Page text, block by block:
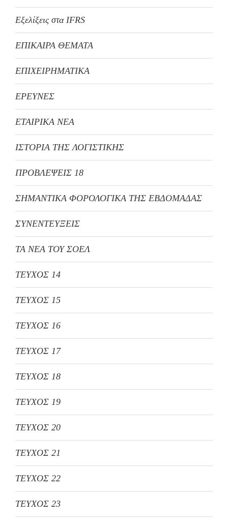
Εξελίξεις στα IFRS
ΕΠΙΚΑΙΡΑ ΘΕΜΑΤΑ
ΕΠΙΧΕΙΡΗΜΑΤΙΚΑ
ΕΡΕΥΝΕΣ
ΕΤΑΙΡΙΚΑ ΝΕΑ
ΙΣΤΟΡΙΑ ΤΗΣ ΛΟΓΙΣΤΙΚΗΣ
ΠΡΟΒΛΕΨΕΙΣ 18
ΣΗΜΑΝΤΙΚΑ ΦΟΡΟΛΟΓΙΚΑ ΤΗΣ ΕΒΔΟΜΑΔΑΣ
ΣΥΝΕΝΤΕΥΞΕΙΣ
ΤΑ ΝΕΑ ΤΟΥ ΣΟΕΛ
ΤΕΥΧΟΣ 14
ΤΕΥΧΟΣ 15
ΤΕΥΧΟΣ 16
ΤΕΥΧΟΣ 17
ΤΕΥΧΟΣ 18
ΤΕΥΧΟΣ 19
ΤΕΥΧΟΣ 20
ΤΕΥΧΟΣ 21
ΤΕΥΧΟΣ 22
ΤΕΥΧΟΣ 23